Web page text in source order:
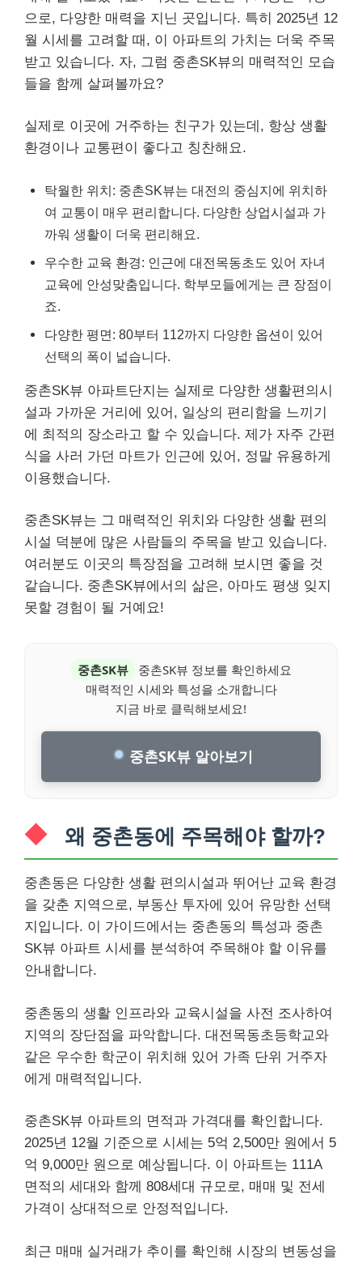
으로, 다양한 매력을 지닌 곳입니다. 특히 2025년 12
월 시세를 고려할 때, 이 아파트의 가치는 더욱 주목
받고 있습니다. 자, 그럼 중촌SK뷰의 매력적인 모습
들을 함께 살펴볼까요?
실제로 이곳에 거주하는 친구가 있는데, 항상 생활
환경이나 교통편이 좋다고 칭찬해요.
탁월한 위치: 중촌SK뷰는 대전의 중심지에 위치하
여 교통이 매우 편리합니다. 다양한 상업시설과 가
까워 생활이 더욱 편리해요.
우수한 교육 환경: 인근에 대전목동초도 있어 자녀
교육에 안성맞춤입니다. 학부모들에게는 큰 장점이
죠.
다양한 평면: 80부터 112까지 다양한 옵션이 있어
선택의 폭이 넓습니다.
중촌SK뷰 아파트단지는 실제로 다양한 생활편의시
설과 가까운 거리에 있어, 일상의 편리함을 느끼기
에 최적의 장소라고 할 수 있습니다. 제가 자주 간편
식을 사러 가던 마트가 인근에 있어, 정말 유용하게
이용했습니다.
중촌SK뷰는 그 매력적인 위치와 다양한 생활 편의
시설 덕분에 많은 사람들의 주목을 받고 있습니다.
여러분도 이곳의 특장점을 고려해 보시면 좋을 것
같습니다. 중촌SK뷰에서의 삶은, 아마도 평생 잊지
못할 경험이 될 거예요!
중촌SK뷰
중촌SK뷰 정보를 확인하세요
매력적인 시세와 특성을 소개합니다
지금 바로 클릭해보세요!
중촌SK뷰 알아보기
왜 중촌동에 주목해야 할까?
중촌동은 다양한 생활 편의시설과 뛰어난 교육 환경
을 갖춘 지역으로, 부동산 투자에 있어 유망한 선택
지입니다. 이 가이드에서는 중촌동의 특성과 중촌
SK뷰 아파트 시세를 분석하여 주목해야 할 이유를
안내합니다.
중촌동의 생활 인프라와 교육시설을 사전 조사하여
지역의 장단점을 파악합니다. 대전목동초등학교와
같은 우수한 학군이 위치해 있어 가족 단위 거주자
에게 매력적입니다.
중촌SK뷰 아파트의 면적과 가격대를 확인합니다.
2025년 12월 기준으로 시세는 5억 2,500만 원에서 5
억 9,000만 원으로 예상됩니다. 이 아파트는 111A
면적의 세대와 함께 808세대 규모로, 매매 및 전세
가격이 상대적으로 안정적입니다.
최근 매매 실거래가 추이를 확인해 시장의 변동성을